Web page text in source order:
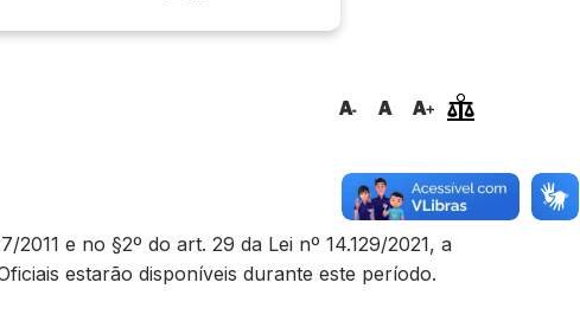
e no §2º do art. 29 da Lei nº 14.129/2021, a
estarão disponíveis durante este período.